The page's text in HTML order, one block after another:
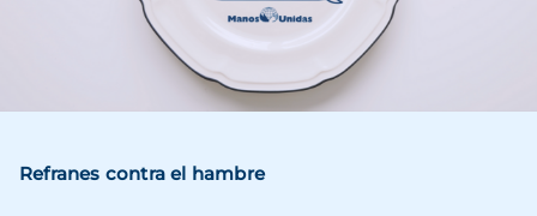
Refranes contra el hambre